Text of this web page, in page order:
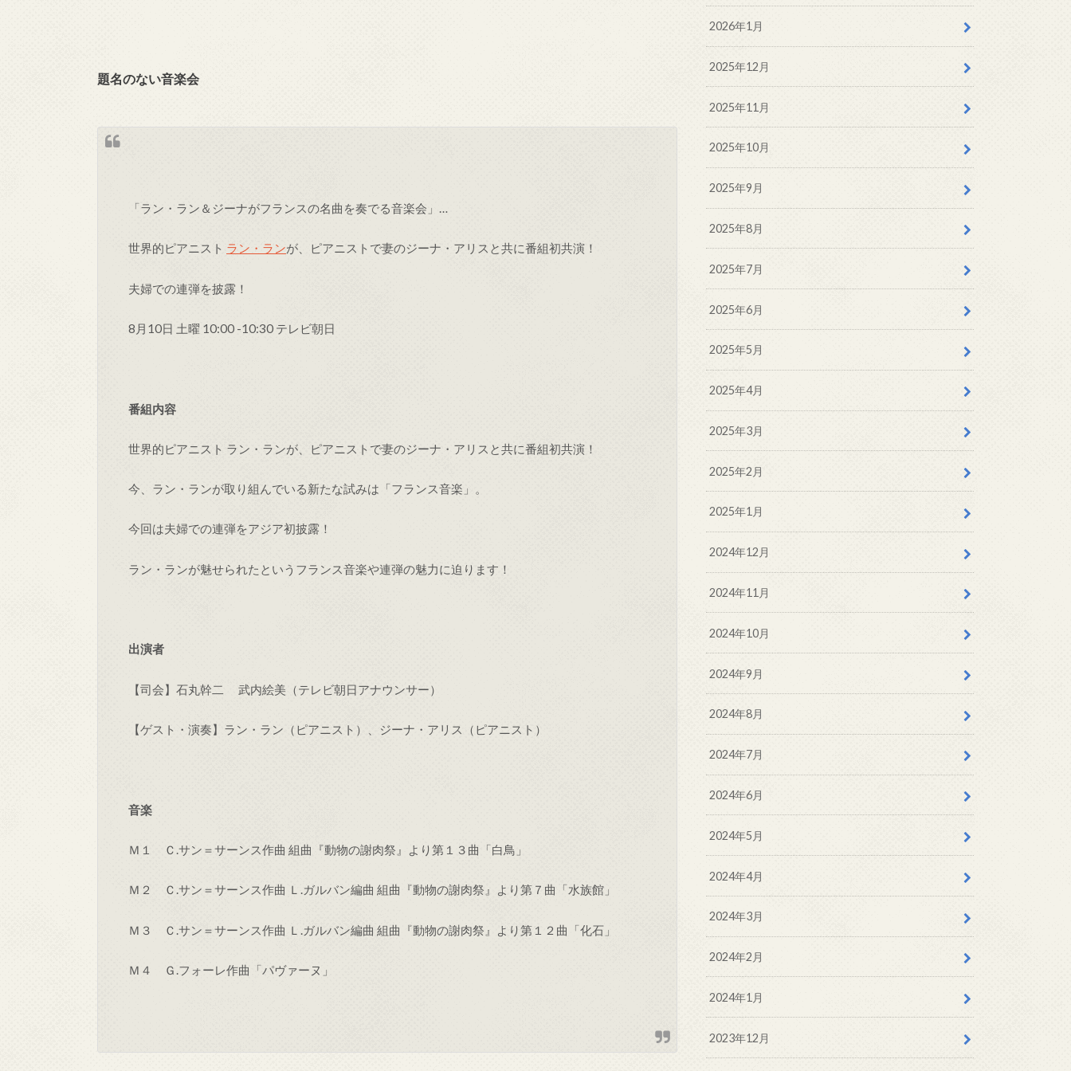
題名のない音楽会
「ラン・ラン＆ジーナがフランスの名曲を奏でる音楽会」…
世界的ピアニスト ラン・ランが、ピアニストで妻のジーナ・アリスと共に番組初共演！
夫婦での連弾を披露！
8月10日 土曜 10:00 -10:30 テレビ朝日
番組内容
世界的ピアニスト ラン・ランが、ピアニストで妻のジーナ・アリスと共に番組初共演！
今、ラン・ランが取り組んでいる新たな試みは「フランス音楽」。
今回は夫婦での連弾をアジア初披露！
ラン・ランが魅せられたというフランス音楽や連弾の魅力に迫ります！
出演者
【司会】石丸幹二 武内絵美（テレビ朝日アナウンサー）
【ゲスト・演奏】ラン・ラン（ピアニスト）、ジーナ・アリス（ピアニスト）
音楽
Ｍ１ Ｃ.サン＝サーンス作曲 組曲『動物の謝肉祭』より第１３曲「白鳥」
Ｍ２ Ｃ.サン＝サーンス作曲 Ｌ.ガルバン編曲 組曲『動物の謝肉祭』より第７曲「水族館」
Ｍ３ Ｃ.サン＝サーンス作曲 Ｌ.ガルバン編曲 組曲『動物の謝肉祭』より第１２曲「化石」
Ｍ４ Ｇ.フォーレ作曲「パヴァーヌ」
2026年1月
2025年12月
2025年11月
2025年10月
2025年9月
2025年8月
2025年7月
2025年6月
2025年5月
2025年4月
2025年3月
2025年2月
2025年1月
2024年12月
2024年11月
2024年10月
2024年9月
2024年8月
2024年7月
2024年6月
2024年5月
2024年4月
2024年3月
2024年2月
2024年1月
2023年12月